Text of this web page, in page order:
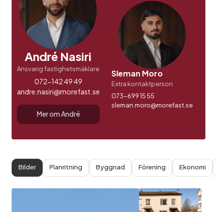
André Nasiri
Ansvarig fastighetsmäklare
072-142 49 49
andre.nasiri@morefast.se
Mer om André
Sleman Moro
Extra kontaktperson
073-699 15 55
sleman.moro@morefast.se
Bilder Planritning Byggnad Förening Ekonomi